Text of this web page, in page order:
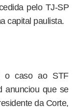
pelo TJ-SP
capital paulista.
o caso ao STF
anunciou que se
da Corte,